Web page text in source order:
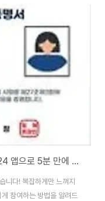
2025 비대면 주민등록 사실조사, 정부24 앱으로 5분 만에 끝내는 법!
다! 복잡하게만 느껴지
참여하는 방법을 알려드